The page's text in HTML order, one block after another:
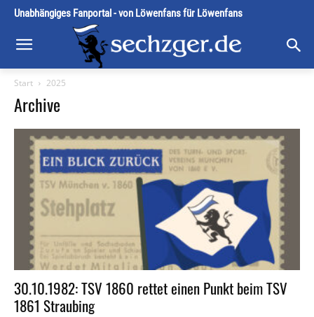
Unabhängiges Fanportal - von Löwenfans für Löwenfans
Start 2025
Archive
30.10.1982: TSV 1860 rettet einen Punkt beim TSV
1861 Straubing